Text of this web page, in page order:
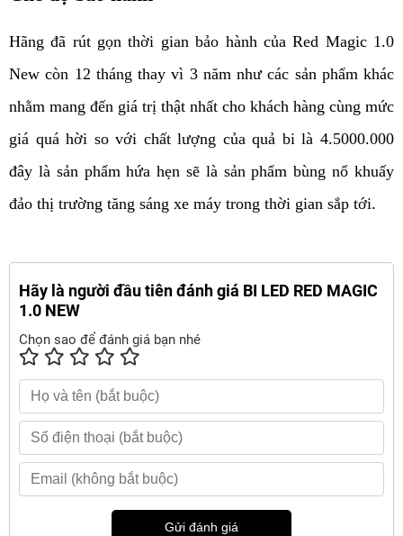
Hãng đã rút gọn thời gian bảo hành của Red Magic 1.0
New còn 12 tháng thay vì 3 năm như các sản phẩm khác
nhằm mang đến giá trị thật nhất cho khách hàng cùng mức
giá quá hời so với chất lượng của quả bi là 4.5000.000
đây là sản phẩm hứa hẹn sẽ là sản phẩm bùng nổ khuấy
đảo thị trường tăng sáng xe máy trong thời gian sắp tới.
Hãy là người đầu tiên đánh giá BI LED RED MAGIC
1.0 NEW
Chọn sao để đánh giá bạn nhé
Gửi đánh giá